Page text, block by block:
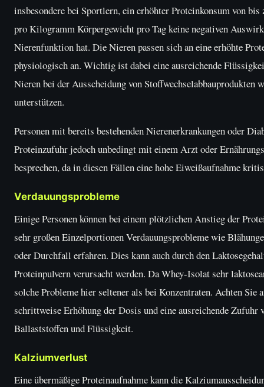
insbesondere bei Sportlern, ein erhöhter Proteinkonsum von bis
pro Kilogramm Körpergewicht pro Tag keine negativen
Nierenfunktion hat. Die Nieren passen sich an eine erhöhte
physiologisch an. Wichtig ist dabei eine ausreichende
Nieren bei der Ausscheidung von Stoffwechselabbauprodukten
unterstützen.
Personen mit bereits bestehenden Nierenerkrankungen oder
Proteinzufuhr jedoch unbedingt mit einem Arzt oder
besprechen, da in diesen Fällen eine hohe Eiweißaufnahme
Verdauungsprobleme
Einige Personen können bei einem plötzlichen Anstieg der
sehr großen Einzelportionen Verdauungsprobleme wie
oder Durchfall erfahren. Dies kann auch durch den
Proteinpulvern verursacht werden. Da Whey-Isolat sehr
solche Probleme hier seltener als bei Konzentraten. Achten Sie
schrittweise Erhöhung der Dosis und eine ausreichende Zufuhr
Ballaststoffen und Flüssigkeit.
Kalziumverlust
Eine übermäßige Proteinaufnahme kann die